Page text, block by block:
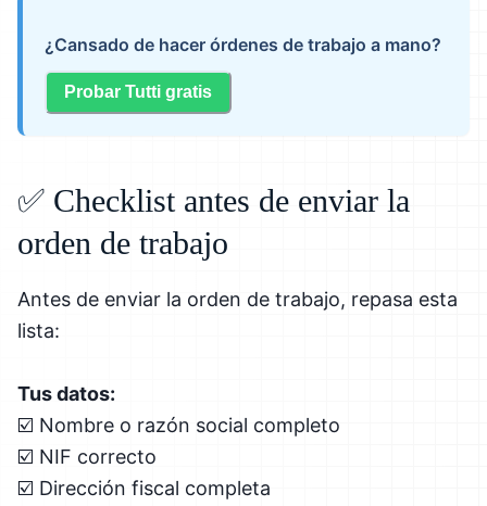
¿Cansado de hacer órdenes de trabajo a mano?
Probar Tutti gratis
✅ Checklist antes de enviar la
orden de trabajo
Antes de enviar la orden de trabajo, repasa esta
lista:
Tus datos:
☑️ Nombre o razón social completo
☑️ NIF correcto
☑️ Dirección fiscal completa